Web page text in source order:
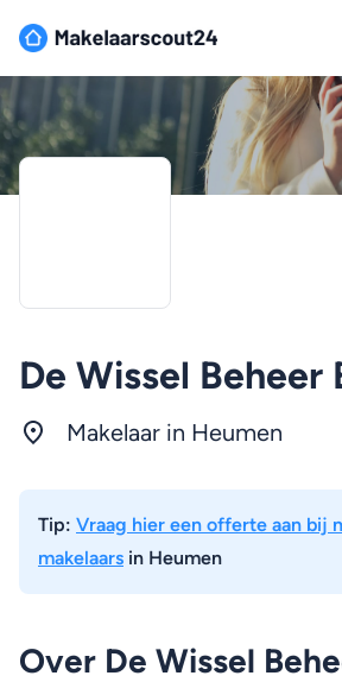
De Wissel Beheer
Makelaar in Heumen
Tip: Vraag hier een offerte aan bij
makelaars in Heumen
Over De Wissel